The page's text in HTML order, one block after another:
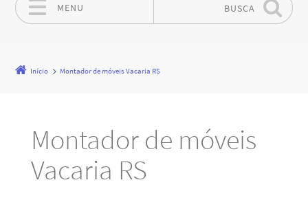
MENU BUSCA
Início Montador de móveis Vacaria RS
Montador de móveis
Vacaria RS